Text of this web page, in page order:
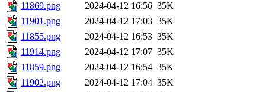
11869.png
2024-04-12 16:56 35K
11901.png
2024-04-12 17:03 35K
11855.png
2024-04-12 16:53 35K
11914.png
2024-04-12 17:07 35K
11859.png
2024-04-12 16:54 35K
11902.png
2024-04-12 17:04 35K